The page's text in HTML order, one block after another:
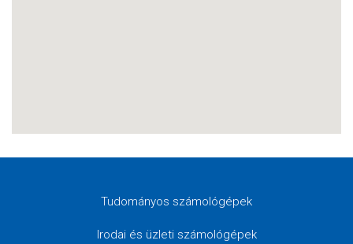
Tudományos számológépek
Irodai és üzleti számológépek